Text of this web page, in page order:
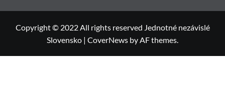
Copyright © 2022 All rights reserved Jednotné nezávislé
Slovensko | CoverNews by AF themes.